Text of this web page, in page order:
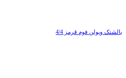
بالشتک ویولن فوم قرمز 4/4